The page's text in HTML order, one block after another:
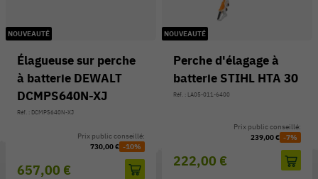
NOUVEAUTÉ
Élagueuse sur perche
à batterie DEWALT
DCMPS640N-XJ
Réf. : DCMPS640N-XJ
657,00 €
Prix public conseillé:
730,00 € -10%
NOUVEAUTÉ
Perche d'élagage à
batterie STIHL HTA 30
Réf. : LA05-011-6400
222,00 €
Prix public conseillé:
239,00 € -7%